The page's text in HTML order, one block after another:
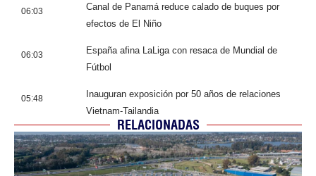
06:03
Canal de Panamá reduce calado de buques por
efectos de El Niño
06:03
España afina LaLiga con resaca de Mundial de
Fútbol
05:48
Inauguran exposición por 50 años de relaciones
Vietnam-Tailandia
RELACIONADAS